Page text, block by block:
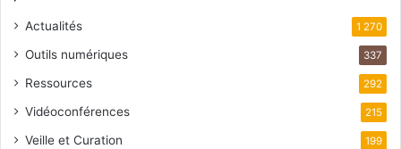
Actualités 1 270
Outils numériques 337
Ressources 292
Vidéoconférences 215
Veille et Curation 199